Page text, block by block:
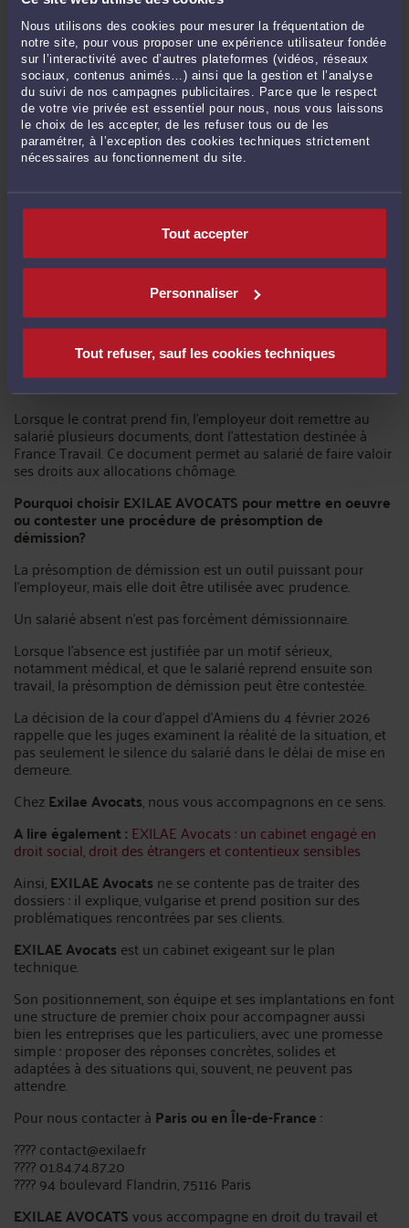
Nous utilisons des cookies pour mesurer la fréquentation de
notre site, pour vous proposer une expérience utilisateur fondée
sur l’interactivité avec d’autres plateformes (vidéos, réseaux
sociaux, contenus animés…) ainsi que la gestion et l’analyse
du suivi de nos campagnes publicitaires. Parce que le respect
de votre vie privée est essentiel pour nous, nous vous laissons
le choix de les accepter, de les refuser tous ou de les
paramétrer, à l’exception des cookies techniques strictement
nécessaires au fonctionnement du site.
Tout accepter
Personnaliser
Tout refuser, sauf les cookies techniques
La décision de la cour d’appel d’Amiens montre un risque
pratique important : si l’employeur laisse le salarié reprendre
son travail pendant plusieurs semaines, puis lui remet
ensuite ses documents de fin de contrat, la rupture peut être
requalifiée en licenciement sans cause réelle et sérieuse.
Quels impacts sur les droits au chômage ?
Une présomption de démission peut priver le salarié de
l’allocation chômage, sauf situation particulière.
À l’inverse, si la rupture est requalifiée en licenciement sans
cause réelle et sérieuse, le salarié peut demander :
une indemnité de licenciement, si les conditions sont
une indemnité compensatrice de préavis ;
une indemnité pour licenciement injustifié ;
la rectification des documents de fin de contrat ;
une attestation France Travail conforme.
Lorsque le contrat prend fin, l’employeur doit remettre au
salarié plusieurs documents, dont l’attestation destinée à
France Travail. Ce document permet au salarié de faire valoir
ses droits aux allocations chômage.
Pourquoi choisir EXILAE AVOCATS pour mettre en oeuvre
ou contester une procédure de présomption de
démission?
La présomption de démission est un outil puissant pour
l’employeur, mais elle doit être utilisée avec prudence.
Un salarié absent n’est pas forcément démissionnaire.
Lorsque l’absence est justifiée par un motif sérieux,
notamment médical, et que le salarié reprend ensuite son
travail, la présomption de démission peut être contestée.
La décision de la cour d’appel d’Amiens du 4 février 2026
rappelle que les juges examinent la réalité de la situation, et
pas seulement le silence du salarié dans le délai de mise en
demeure.
ChezExilae Avocats, nous vous accompagnons en ce sens.
A lire également : EXILAE Avocats : un cabinet engagé en
droit social, droit des étrangers et contentieux sensibles
Ainsi,EXILAE Avocats ne se contente pas de traiter des
dossiers : il explique, vulgarise et prend position sur des
problématiques rencontrées par ses clients.
EXILAE Avocats est un cabinet exigeant sur le plan
technique.
Son positionnement, son équipe et ses implantations en font
une structure de premier choix pour accompagner aussi
bien les entreprises que les particuliers, avec une promesse
simple : proposer des réponses concrètes, solides et
adaptées à des situations qui, souvent, ne peuvent pas
attendre.
Pour nous contacter à Paris ou en Île-de-France:
???? contact@exilae.fr
???? 01.84.74.87.20
???? 94 boulevard Flandrin, 75116 Paris
EXILAE AVOCATSvous accompagne en droit du travail et